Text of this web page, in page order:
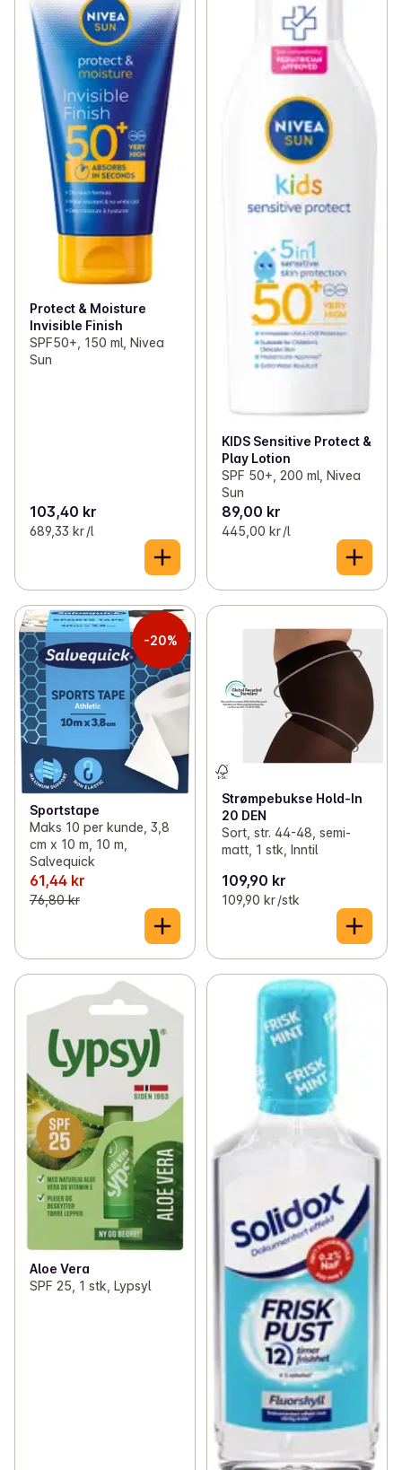
Protect & Moisture
Invisible Finish
SPF50+, 150 ml, Nivea
Sun
103,40 kr
689,33 kr /l
KIDS Sensitive Protect &
Play Lotion
SPF 50+, 200 ml, Nivea
Sun
89,00 kr
445,00 kr /l
-20%
Sportstape
Maks 10 per kunde, 3,8
cm x 10 m, 10 m,
Salvequick
61,44 kr
76,80 kr
Strømpebukse Hold-In
20 DEN
Sort, str. 44-48, semi-
matt, 1 stk, Inntil
109,90 kr
109,90 kr /stk
Aloe Vera
SPF 25, 1 stk, Lypsyl